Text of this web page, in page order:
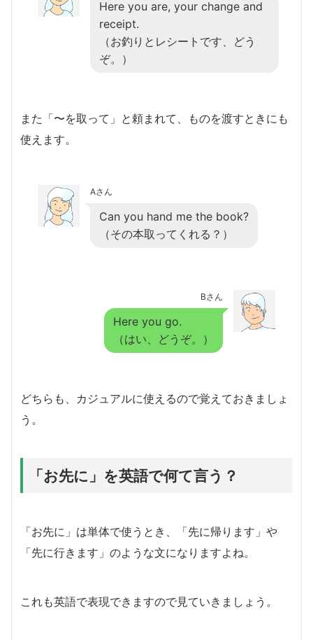
Here you are, your change and
receipt.
（お釣りとレシートです、どう
ぞ。）
また「〜を取って」と頼まれて、ものを渡すときにも
使えます。
Aさん
Can you hand me the book?
（その本取ってくれる？）
Bさん
Here you go.
（はい、どうぞ。）
どちらも、カジュアルに使えるので覚えておきましょ
う。
「お先に」を英語で何て言う？
「お先に」は単体で使うとき、「先に帰ります」や
「先に行きます」のような文になりますよね。
これも英語で表現できますので見ていきましょう。